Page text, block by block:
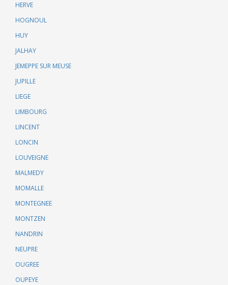
HERVE
HOGNOUL
HUY
JALHAY
JEMEPPE SUR MEUSE
JUPILLE
LIEGE
LIMBOURG
LINCENT
LONCIN
LOUVEIGNE
MALMEDY
MOMALLE
MONTEGNEE
MONTZEN
NANDRIN
NEUPRE
OUGREE
OUPEYE